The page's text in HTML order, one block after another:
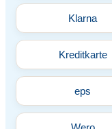
Klarna
Kreditkarte
eps